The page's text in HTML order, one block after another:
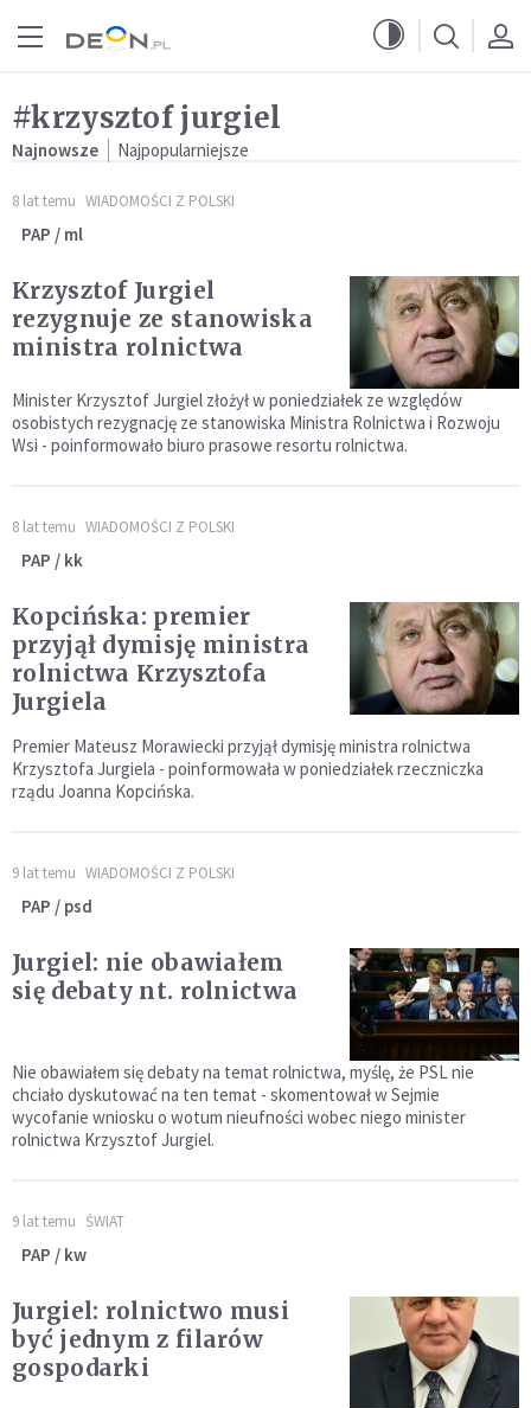
#krzysztof jurgiel
Najnowsze Najpopularniejsze
8 lat temu WIADOMOŚCI Z POLSKI
PAP / ml
Krzysztof Jurgiel
rezygnuje ze stanowiska
ministra rolnictwa
Minister Krzysztof Jurgiel złożył w poniedziałek ze względów
osobistych rezygnację ze stanowiska Ministra Rolnictwa i Rozwoju
Wsi - poinformowało biuro prasowe resortu rolnictwa.
8 lat temu WIADOMOŚCI Z POLSKI
PAP / kk
Kopcińska: premier
przyjął dymisję ministra
rolnictwa Krzysztofa
Jurgiela
Premier Mateusz Morawiecki przyjął dymisję ministra rolnictwa
Krzysztofa Jurgiela - poinformowała w poniedziałek rzeczniczka
rządu Joanna Kopcińska.
9 lat temu WIADOMOŚCI Z POLSKI
PAP / psd
Jurgiel: nie obawiałem
się debaty nt. rolnictwa
Nie obawiałem się debaty na temat rolnictwa, myślę, że PSL nie
chciało dyskutować na ten temat - skomentował w Sejmie
wycofanie wniosku o wotum nieufności wobec niego minister
rolnictwa Krzysztof Jurgiel.
9 lat temu ŚWIAT
PAP / kw
Jurgiel: rolnictwo musi
być jednym z filarów
gospodarki